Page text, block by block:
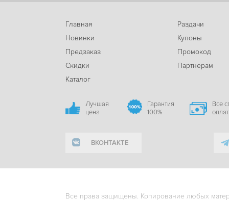
Главная
Новинки
Предзаказ
Скидки
Каталог
Раздачи
Купоны
Промокод
Партнерам
Лучшая
цена
Гарантия
100%
Все
ВКОНТАКТЕ
Все права защищены. Копирование любых